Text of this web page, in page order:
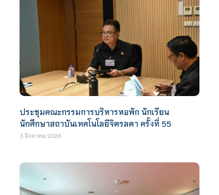
ประชุมคณะกรรมการบริหารหอพัก นักเรียน
นักศึกษาสถาบันเทคโนโลยีจิตรลดา ครั้งที่ 55
3 สิงหาคม 2026